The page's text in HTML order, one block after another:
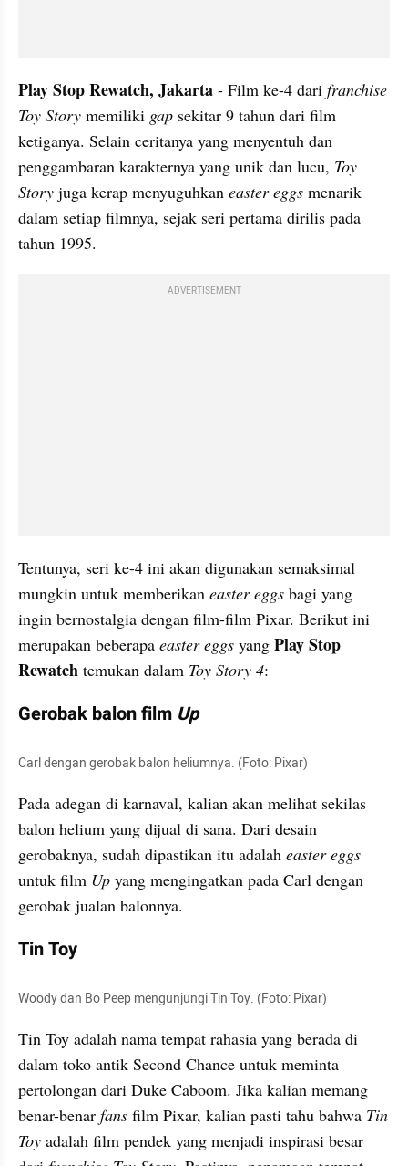
Play Stop Rewatch, Jakarta - Film ke-4 dari franchise
Toy Story memiliki gap sekitar 9 tahun dari film
ketiganya. Selain ceritanya yang menyentuh dan
penggambaran karakternya yang unik dan lucu, Toy
Story juga kerap menyuguhkan easter eggs menarik
dalam setiap filmnya, sejak seri pertama dirilis pada
tahun 1995.
ADVERTISEMENT
Tentunya, seri ke-4 ini akan digunakan semaksimal
mungkin untuk memberikan easter eggs bagi yang
ingin bernostalgia dengan film-film Pixar. Berikut ini
merupakan beberapa easter eggs yang Play Stop
Rewatch temukan dalam Toy Story 4:
Gerobak balon film Up
Carl dengan gerobak balon heliumnya. (Foto: Pixar)
Pada adegan di karnaval, kalian akan melihat sekilas
balon helium yang dijual di sana. Dari desain
gerobaknya, sudah dipastikan itu adalah easter eggs
untuk film Up yang mengingatkan pada Carl dengan
gerobak jualan balonnya.
Tin Toy
Woody dan Bo Peep mengunjungi TinToy. (Foto: Pixar)
Tin Toy adalah nama tempat rahasia yang berada di
dalam toko antik Second Chance untuk meminta
pertolongan dari Duke Caboom. Jika kalian memang
benar-benar fans film Pixar, kalian pasti tahu bahwa Tin
Toy adalah film pendek yang menjadi inspirasi besar